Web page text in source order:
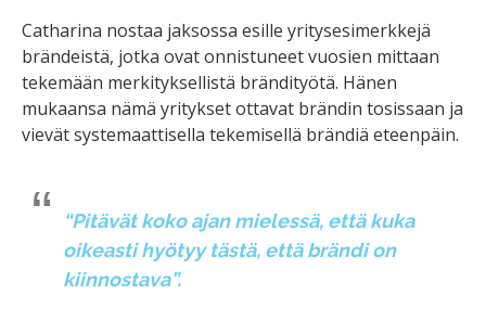
Catharina nostaa jaksossa esille yritysesimerkkejä
brändeistä, jotka ovat onnistuneet vuosien mittaan
tekemään merkityksellistä brändityötä. Hänen
mukaansa nämä yritykset ottavat brändin tosissaan ja
vievät systemaattisella tekemisellä brändiä eteenpäin.
“Pitävät koko ajan mielessä, että kuka
oikeasti hyötyy tästä, että brändi on
kiinnostava”.